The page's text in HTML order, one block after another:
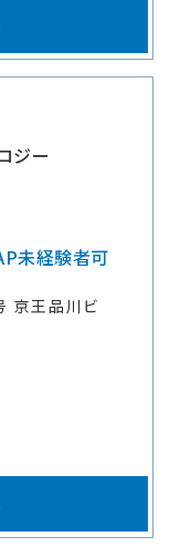
ジー
未経験者可
京王品川ビ